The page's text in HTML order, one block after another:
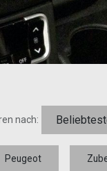
nach:
Peugeot